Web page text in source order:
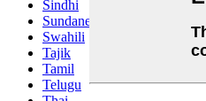
Sindhi
Sundanese
Swahili
Tajik
Tamil
Telugu